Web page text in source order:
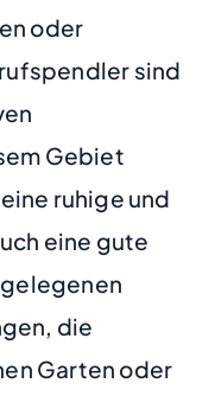
oder
sind
Gebiet
ruhige und
eine gute
die
Garten oder